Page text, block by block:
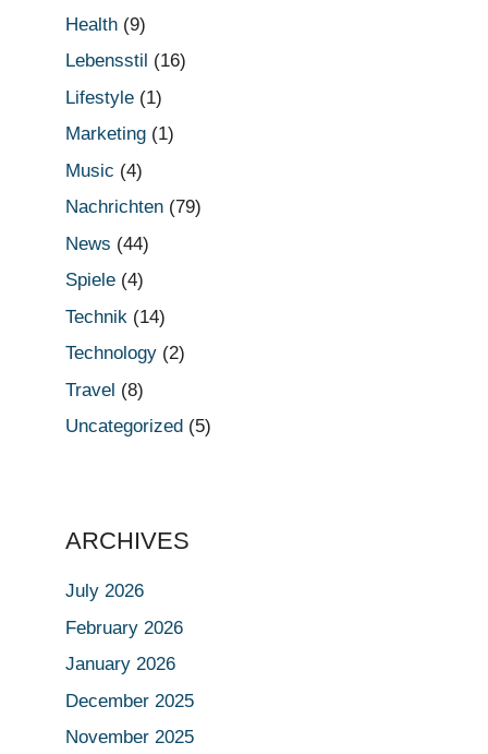
Health (9)
Lebensstil (16)
Lifestyle (1)
Marketing (1)
Music (4)
Nachrichten (79)
News (44)
Spiele (4)
Technik (14)
Technology (2)
Travel (8)
Uncategorized (5)
ARCHIVES
July 2026
February 2026
January 2026
December 2025
November 2025